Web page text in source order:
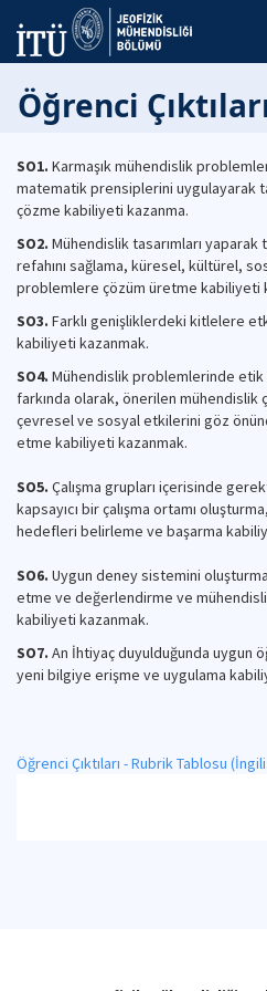
Öğrenci
SO1. Karmaşık mühendislik
matematik prensiplerini uygulayarak
çözme kabiliyeti kazanma.
SO2. Mühendislik tasarımları yaparak
refahını sağlama, küresel, kültürel,
problemlere çözüm üretme kabiliyeti
SO3. Farklı genişliklerdeki kitlelere
kabiliyeti kazanmak.
SO4. Mühendislik problemlerinde
farkında olarak, önerilen
çevresel ve sosyal etkilerini göz
etme kabiliyeti kazanmak.
SO5. Çalışma grupları içerisinde
kapsayıcı bir çalışma ortamı
hedefleri belirleme ve başarma
SO6. Uygun deney sistemini
etme ve değerlendirme ve
kabiliyeti kazanmak.
SO7. An İhtiyaç duyulduğunda uygun
yeni bilgiye erişme ve uygulama
Öğrenci Çıktıları - Rubrik Tablosu